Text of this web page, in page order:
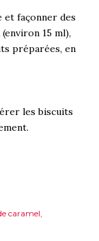
et façonner des
15 ml),
préparées, en
les biscuits
caramel